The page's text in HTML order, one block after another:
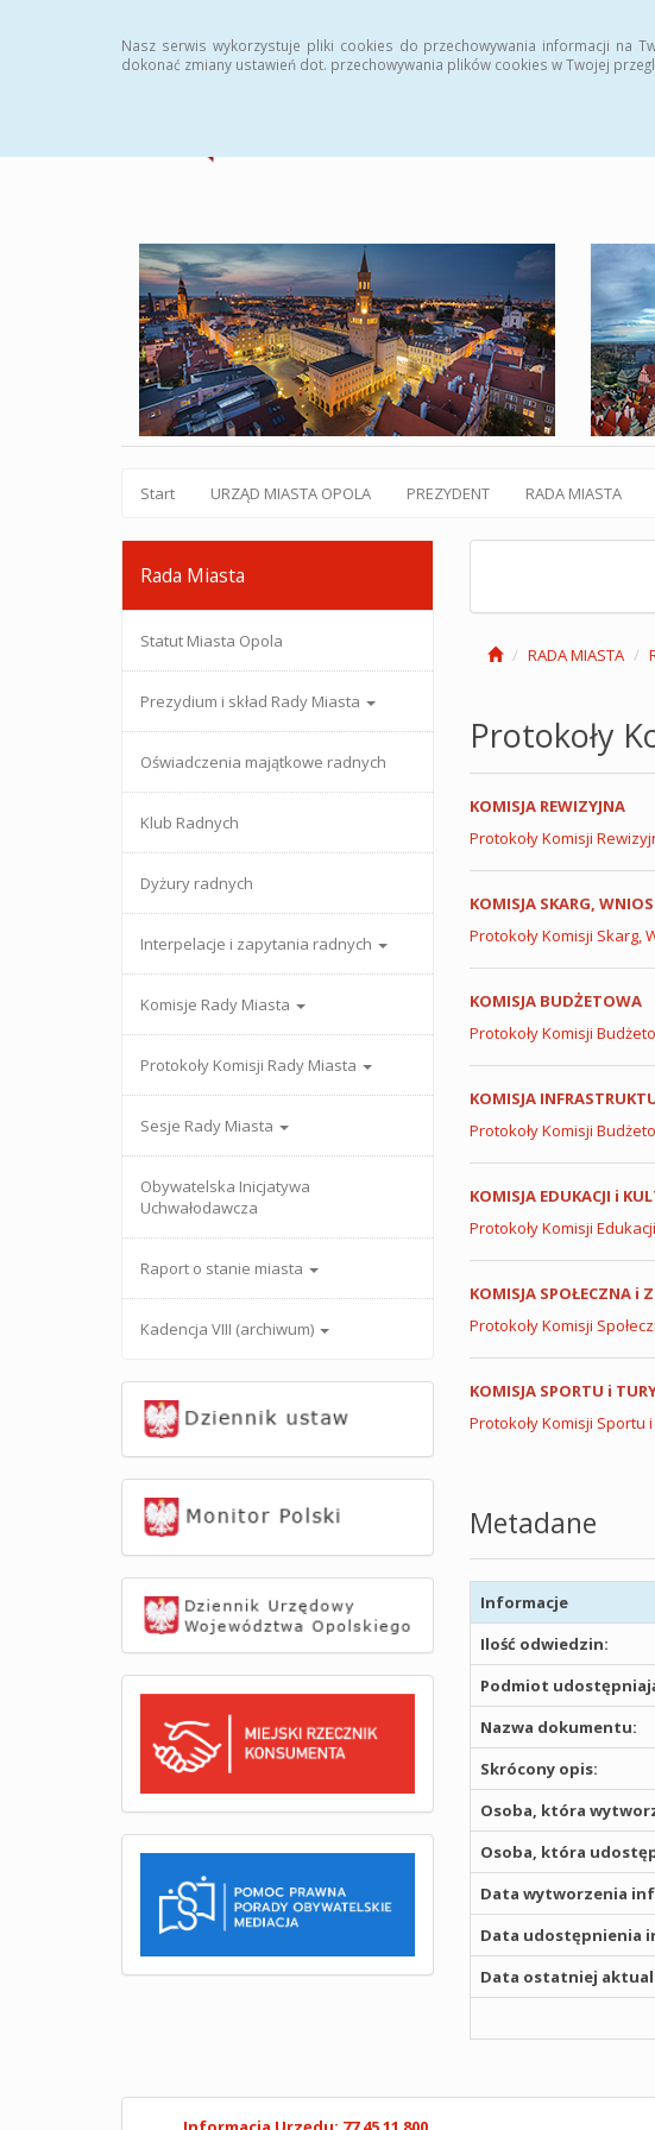
Nasz serwis wykorzystuje pliki cookies do przechowywania informacji na
dokonać zmiany ustawień dot. przechowywania plików cookies w Twojej
Start URZĄD MIASTA OPOLA PREZYDENT RADA MIASTA
Rada Miasta
Statut Miasta Opola
Prezydium i skład Rady Miasta
Oświadczenia majątkowe radnych
Klub Radnych
Dyżury radnych
Interpelacje i zapytania radnych
Komisje Rady Miasta
Protokoły Komisji Rady Miasta
Sesje Rady Miasta
Obywatelska Inicjatywa
Uchwałodawcza
Raport o stanie miasta
Kadencja VIII (archiwum)
RADA MIASTA
Protokoły
KOMISJA REWIZYJNA
Protokoły Komisji
KOMISJA SKARG,
Protokoły Komisji Skarg,
KOMISJA BUDŻETOWA
Protokoły Komisji
KOMISJA
Protokoły Komisji B
KOMISJA EDUKACJI i
Protokoły Komisji
KOMISJA SPOŁECZNA i
Protokoły Komisji
KOMISJA SPORTU i
Protokoły Komisji Sportu
Metadane
Informacje
Ilość odwiedzin:
Podmiot
Nazwa dokumentu:
Skrócony opis:
Osoba, która
Osoba, która
Data wytworzenia
Data udostępnienia
Data ostatniej